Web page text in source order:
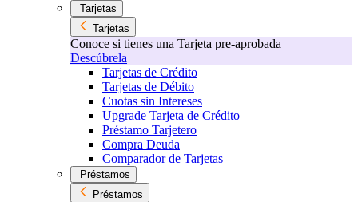
Tarjetas
Tarjetas
Conoce si tienes una Tarjeta pre-aprobada
Descúbrela
Tarjetas de Crédito
Tarjetas de Débito
Cuotas sin Intereses
Upgrade Tarjeta de Crédito
Préstamo Tarjetero
Compra Deuda
Comparador de Tarjetas
Préstamos
Préstamos